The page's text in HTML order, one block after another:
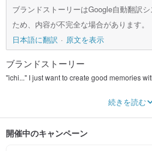
ブランドストーリーはGoogle自動翻訳
ため、内容が不完全な場合があります。
日本語に翻訳
原文を表示
ブランドストーリー
"ichi..." I just want to create good memories
Small things in daily life can be a memory
create something that belongs to you続きを読む
開催中のキャンペーン